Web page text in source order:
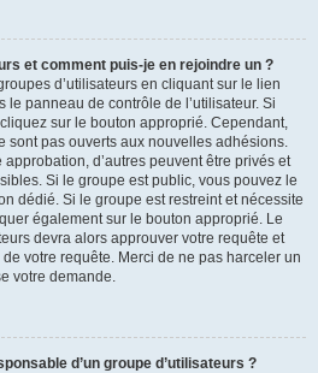
et comment puis-je en rejoindre un ?
d’utilisateurs en cliquant sur le lien
le panneau de contrôle de l’utilisateur. Si
sur le bouton approprié. Cependant,
sont pas ouverts aux nouvelles adhésions.
d’autres peuvent être privés et
Si le groupe est public, vous pouvez le
dédié. Si le groupe est restreint et nécessite
également sur le bouton approprié. Le
devra alors approuver votre requête et
votre requête. Merci de ne pas harceler un
votre demande.
d’un groupe d’utilisateurs ?